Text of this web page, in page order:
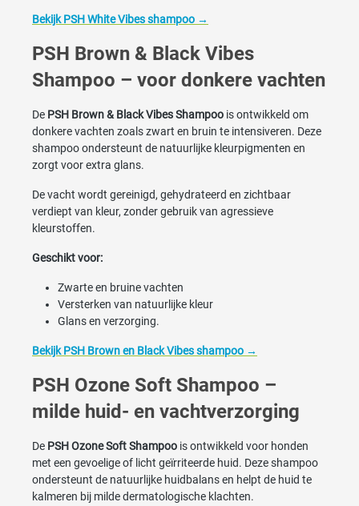
Bekijk PSH White Vibes shampoo →
PSH Brown & Black Vibes
Shampoo – voor donkere vachten
De PSH Brown & Black Vibes Shampoo is ontwikkeld om
donkere vachten zoals zwart en bruin te intensiveren. Deze
shampoo ondersteunt de natuurlijke kleurpigmenten en
zorgt voor extra glans.
De vacht wordt gereinigd, gehydrateerd en zichtbaar
verdiept van kleur, zonder gebruik van agressieve
kleurstoffen.
Geschikt voor:
Zwarte en bruine vachten
Versterken van natuurlijke kleur
Glans en verzorging.
Bekijk PSH Brown en Black Vibes shampoo →
PSH Ozone Soft Shampoo –
milde huid- en vachtverzorging
De PSH Ozone Soft Shampoo is ontwikkeld voor honden
met een gevoelige of licht geïrriteerde huid. Deze shampoo
ondersteunt de natuurlijke huidbalans en helpt de huid te
kalmeren bij milde dermatologische klachten.